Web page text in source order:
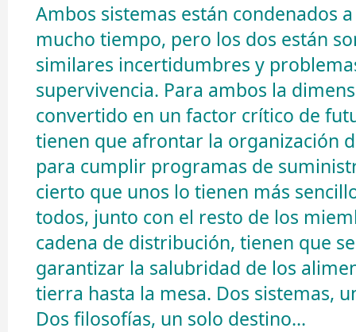
Ambos sistemas están condenados
mucho tiempo, pero los dos están
similares incertidumbres y
supervivencia. Para ambos la
convertido en un factor crítico de
tienen que afrontar la organización
para cumplir programas de
cierto que unos lo tienen más
todos, junto con el resto de los
cadena de distribución, tienen que
garantizar la salubridad de los
tierra hasta la mesa. Dos sistemas,
Dos filosofías, un solo destino...